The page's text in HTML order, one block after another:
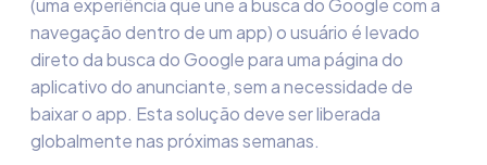
(uma experiência que une a busca do Google com a
navegação dentro de um app) o usuário é levado
direto da busca do Google para uma página do
aplicativo do anunciante, sem a necessidade de
baixar o app. Esta solução deve ser liberada
globalmente nas próximas semanas.